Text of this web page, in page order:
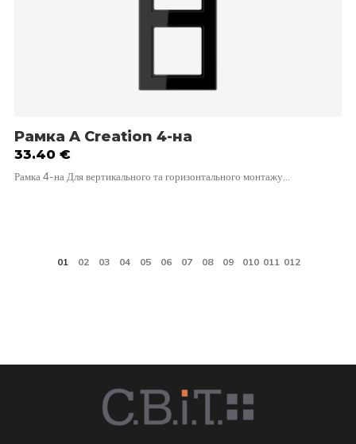
Рамка A Creation 4-на
33.40 €
Рамка 4-на Для вертикального та горизонтального монтажу…